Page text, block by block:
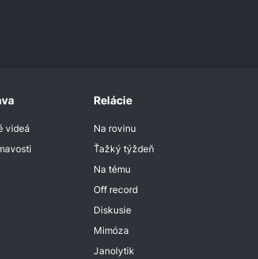
videá
Relácie
Na rovinu
Ťažký týždeň
Na tému
Off record
Diskusie
Mimóza
Janolytik